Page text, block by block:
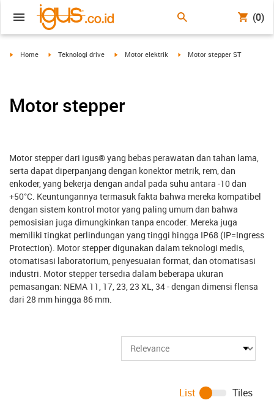
(0)
igus-icon-arrow-right
Home igus-icon-arrow-right
Teknologi drive igus-icon-arrow-right
Motor elektrik igus-icon-arrow-right
Motor stepper ST
Motor stepper
Motor stepper dari igus® yang bebas perawatan dan tahan lama,
serta dapat diperpanjang dengan konektor metrik, rem, dan
enkoder, yang bekerja dengan andal pada suhu antara -10 dan
+50°C. Keuntungannya termasuk fakta bahwa mereka kompatibel
dengan sistem kontrol motor yang paling umum dan bahwa
pemosisian juga dimungkinkan tanpa encoder. Mereka juga
memiliki tingkat perlindungan yang tinggi hingga IP68 (IP=Ingress
Protection). Motor stepper digunakan dalam teknologi medis,
otomatisasi laboratorium, penyesuaian format, dan otomatisasi
industri. Motor stepper tersedia dalam beberapa ukuran
pemasangan: NEMA 11, 17, 23, 23 XL, 34 - dengan dimensi flensa
dari 28 mm hingga 86 mm.
List Tiles